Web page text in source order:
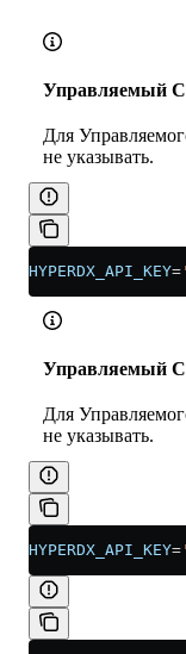
Управляемый
Для
не указывать.
HYPERDX_API_KEY=
Управляемый
Для
не указывать.
HYPERDX_API_KEY=